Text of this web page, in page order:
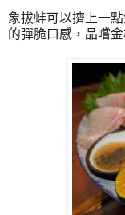
象拔蚌可以擠上一
的彈脆口感，品嚐